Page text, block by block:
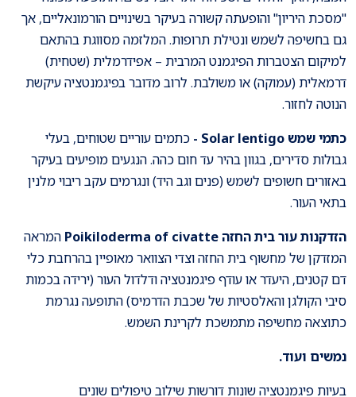
"מסכת היריון" והופעתה קשורה בעיקר בשינויים הורמונאליים, אך
גם בחשיפה לשמש ונטילת תרופות. המלזמה מסווגת בהתאם
למיקום הצטברות הפיגמנט המרבית – אפידרמלית (שטחית)
דרמאלית (עמוקה) או משולבת. לרוב מדובר בפיגמנטציה עיקשת
הנוטה לחזור.
כתמי שמש Solar lentigo -
כתמים עוריים שטוחים, בעלי
גבולות סדירים, בגוון בהיר עד חום כהה. הנגעים מופיעים בעיקר
באזורים חשופים לשמש (פנים וגב היד) ונגרמים עקב ריבוי מלנין
בתאי העור.
הזדקנות עור בית החזה Poikiloderma of civatte
המראה
המזדקן של מחשוף בית החזה וצדי הצוואר מאופיין בהרחבת כלי
דם קטנים, היעדר או עודף פיגמנטציה ודלדול העור (ירידה בכמות
סיבי הקולגן והאלסטיות של שכבת הדרמיס) התופעה נגרמת
כתוצאה מחשיפה מתמשכת לקרינת השמש.
נמשים ועוד.
בעיות פיגמנטציה שונות דורשות שילוב טיפולים שונים